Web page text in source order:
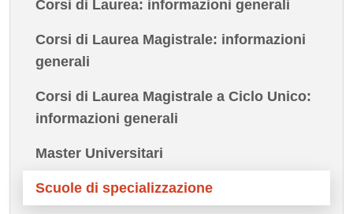
Corsi di Laurea: informazioni generali
Corsi di Laurea Magistrale: informazioni
generali
Corsi di Laurea Magistrale a Ciclo Unico:
informazioni generali
Master Universitari
Scuole di specializzazione